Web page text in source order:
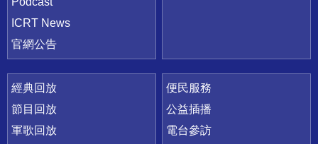
ICRT News
官網公告
經典回放
節目回放
軍歌回放
便民服務
公益插播
電台參訪